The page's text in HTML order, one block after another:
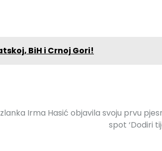
BiH i Crnoj Gori!
Irma Hasić objavila svoju prvu
spot ‘Dodiri